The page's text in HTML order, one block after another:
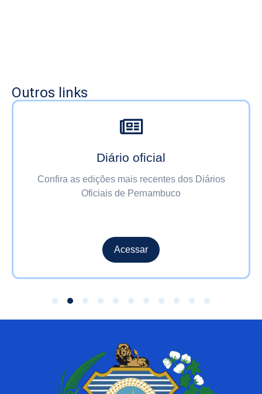
Outros links
Diário oficial
Confira as edições mais recentes dos Diários
Oficiais de Pernambuco
Acessar